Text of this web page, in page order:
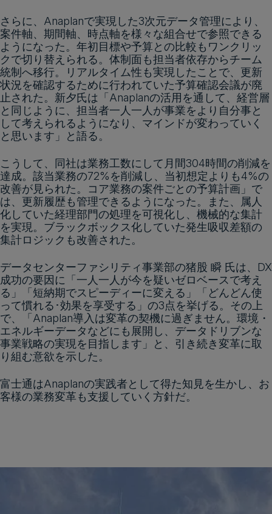
さらに、Anaplanで実現した3次元データ管理により、
案件軸、期間軸、時点軸を様々な組合せで参照できる
ようになった。年初目標や予算との比較もワンクリッ
クで切り替えられる。体制面も担当者依存からチーム
統制へ移行。リアルタイム性も実現したことで、更新
状況を確認するために行われていた予算確認会議が廃
止された。新夕氏は「Anaplanの活用を通して、経営層
と同じように、担当者一人一人が事業をより自分事と
して考えられるようになり、マインドが変わっていく
と思います」と語る。
こうして、同社は業務工数にして月間304時間の削減を
達成。該当業務の72%を削減し、当初想定よりも4%の
改善が見られた。コア業務の案件ごとの予算計画」で
は、更新履歴も管理できるようになった。また、属人
化していた経理部門の処理を可視化し、機械的な集計
を実現。ブラックボックス化していた発生吸収差額の
集計ロジックも改善された。
データセンターファシリティ事業部の猪股 瞬 氏は、DX
成功の要因に「一人一人が今を疑いゼロベースで考え
る」「短納期でスピーディーに変える」「どんどん使
って慣れる･効果を享受する」の3点を挙げる。その上
で、「Anaplan導入は変革の契機に過ぎません。環境・
エネルギーデータなどにも展開し、データドリブンな
事業戦略の実現を目指します」と、引き続き変革に取
り組む意欲を示した。
富士通はAnaplanの実践者として得た知見を生かし、お
客様の業務変革も支援していく方針だ。